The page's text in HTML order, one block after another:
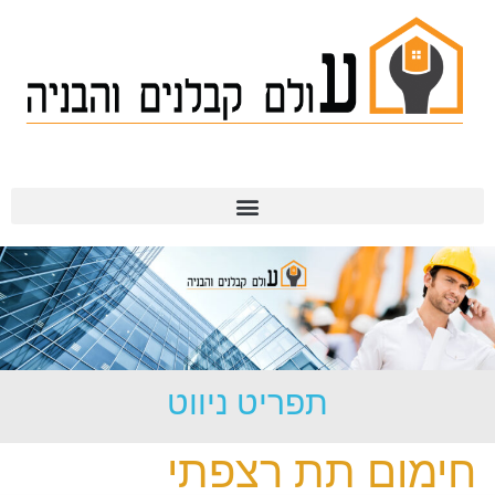
תפריט ניווט
חימום תת רצפתי